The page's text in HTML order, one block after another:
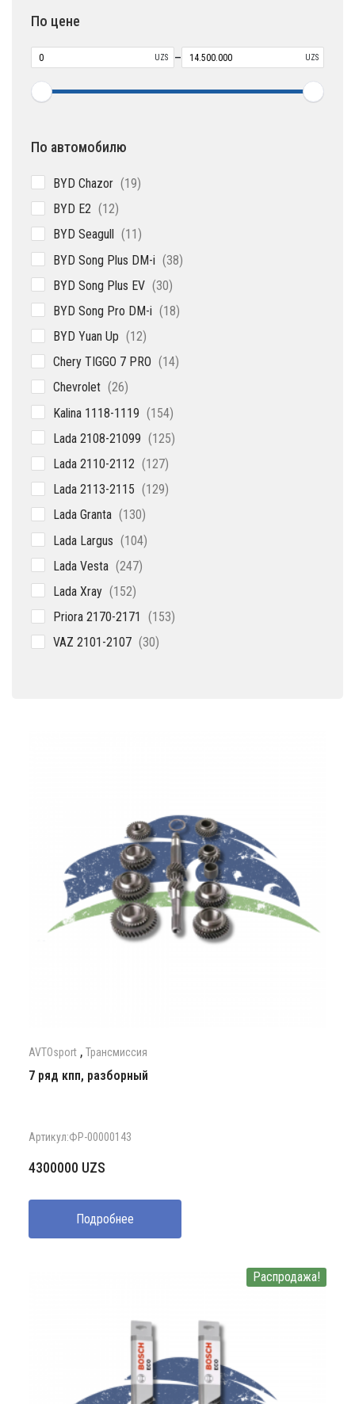
По цене
UZS – UZS
По автомобилю
BYD Chazor 1919
BYD E2 1212
BYD Seagull 11 11
BYD Song Plus DM-i 3838
BYD Song Plus EV 3030
BYD Song Pro DM-i 1818
BYD Yuan Up 1212
Chery TIGGO 7 PRO 1414
Chevrolet 2626
Kalina 1118-1119 154154
Lada 2108-21099 125125
Lada 2110-2112 127127
Lada 2113-2115 129129
Lada Granta 130130
Lada Largus 104104
Lada Vesta 247247
Lada Xray 152152
Priora 2170-2171 153153
VAZ 2101-2107 3030
AVTOsport , Трансмиссия
7 ряд кпп, разборный
Артикул:ФР-00000143
4300000 UZS
Подробнее
Распродажа!